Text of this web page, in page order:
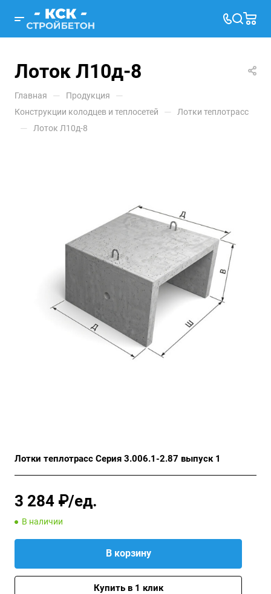
Лоток Л10д-8
Главная — Продукция —
Конструкции колодцев и теплосетей — Лотки теплотрасс
— Лоток Л10д-8
Лотки теплотрасс Серия 3.006.1-2.87 выпуск 1
3 284 ₽/ед.
В наличии
В корзину
Купить в 1 клик